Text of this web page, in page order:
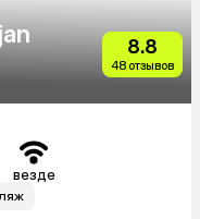
8.8
48 отзывов
везде